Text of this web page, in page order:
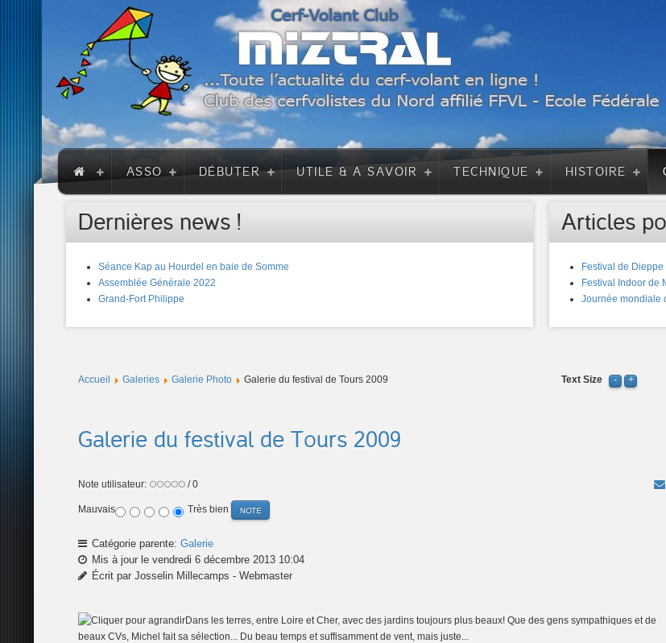
ASSO DÉBUTER UTILE & A SAVOIR TECHNIQUE HISTOIRE
Dernières news !
Séance Kap au Hourdel en baie de Somme
Assemblée Générale 2022
Grand-Fort Philippe
Articles
Festival de
Festival Indoor de
Journée mondiale
Accueil Galeries Galerie Photo Galerie du festival de Tours 2009 Text Size
Galerie du festival de Tours 2009
Note utilisateur: / 0
Mauvais Très bien
Catégorie parente: Galerie
Mis à jour le vendredi 6 décembre 2013 10:04
Écrit par Josselin Millecamps - Webmaster
Dans les terres, entre Loire et Cher, avec des jardins toujours plus beaux! Que des gens sympathiques et de
beaux CVs, Michel fait sa sélection... Du beau temps et suffisamment de vent, mais juste...